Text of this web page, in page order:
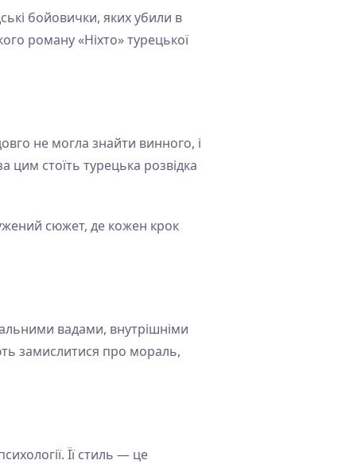
бойовички, яких убили в
роману «Ніхто» турецької
не могла знайти винного, і
цим стоїть турецька розвідка
сюжет, де кожен крок
вадами, внутрішніми
замислитися про мораль,
Її стиль — це